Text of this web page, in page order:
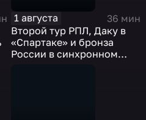
1 августа
36 мин
Второй тур РПЛ, Даку в
«Спартаке» и бронза
России в синхронном